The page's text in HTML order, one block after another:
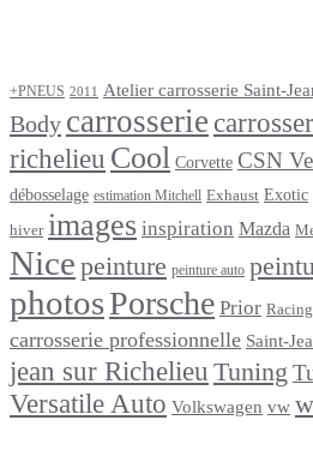
+PNEUS 2011 Atelier carrosserie Saint-
Body carrosserie
richelieu Cool Corvette CSN
débosselage estimation Mitchell Exhaust Exotic
hiver images inspiration Mazda
Nice peinture peinture auto
photosPorsche Prior Racing
carrosserie professionnelle Saint-
jean sur Richelieu Tuning
Versatile Auto Volkswagen vw